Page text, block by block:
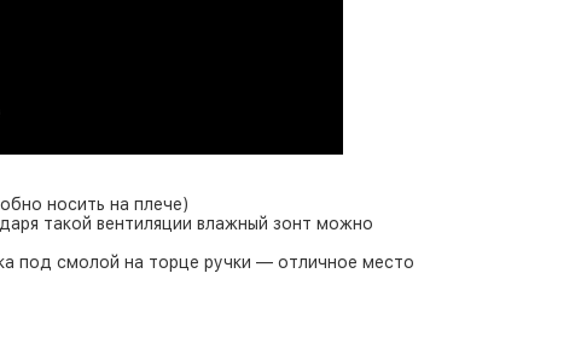
носить на плече)
такой вентиляции влажный зонт можно
под смолой на торце ручки — отличное место